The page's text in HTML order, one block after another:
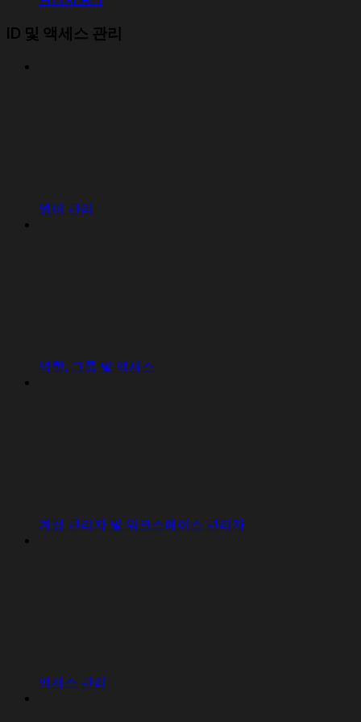
ID 및 액세스 관리
멤버 관리
역할, 그룹 및 액세스
계정 관리자 및 워크스페이스 관리자
액세스 관리